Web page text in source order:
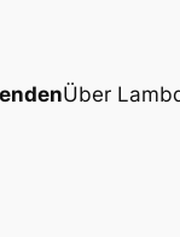
Über